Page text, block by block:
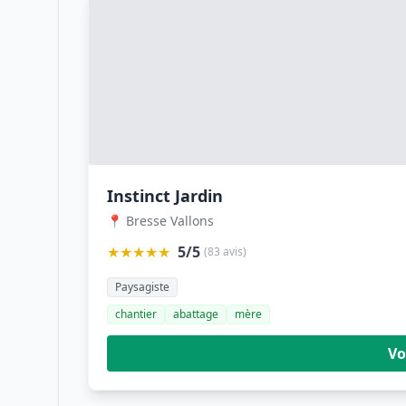
Instinct Jardin
📍 Bresse Vallons
★★★★★ 5/5 (83 avis)
Paysagiste
chantier
abattage mère